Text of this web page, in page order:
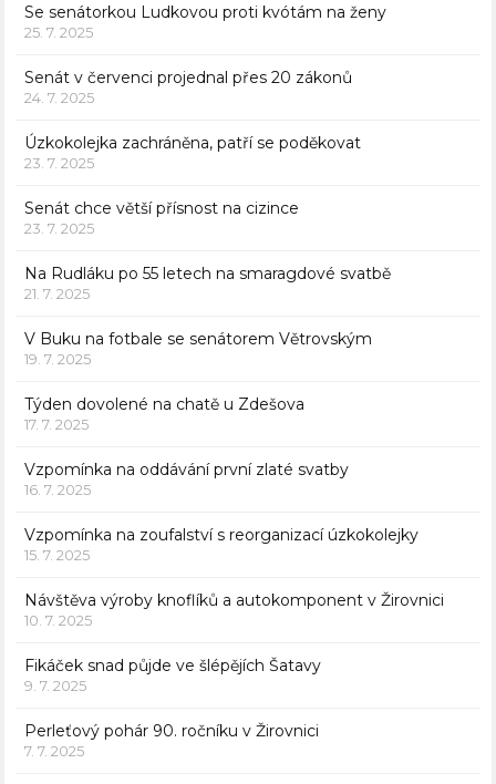
Se senátorkou Ludkovou proti kvótám na ženy
25. 7. 2025
Senát v červenci projednal přes 20 zákonů
24. 7. 2025
Úzkokolejka zachráněna, patří se poděkovat
23. 7. 2025
Senát chce větší přísnost na cizince
23. 7. 2025
Na Rudláku po 55 letech na smaragdové svatbě
21. 7. 2025
V Buku na fotbale se senátorem Větrovským
19. 7. 2025
Týden dovolené na chatě u Zdešova
17. 7. 2025
Vzpomínka na oddávání první zlaté svatby
16. 7. 2025
Vzpomínka na zoufalství s reorganizací úzkokolejky
15. 7. 2025
Návštěva výroby knoflíků a autokomponent v Žirovnici
10. 7. 2025
Fikáček snad půjde ve šlépějích Šatavy
9. 7. 2025
Perleťový pohár 90. ročníku v Žirovnici
7. 7. 2025